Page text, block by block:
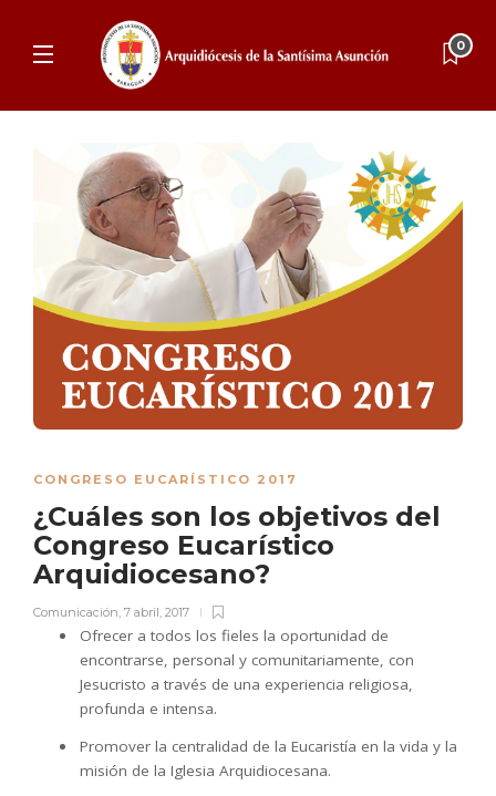
0
CONGRESO EUCARÍSTICO 2017
¿Cuáles son los objetivos del
Congreso Eucarístico
Arquidiocesano?
Comunicación 7 abril, 2017
Ofrecer a todos los fieles la oportunidad de
encontrarse, personal y comunitariamente, con
Jesucristo a través de una experiencia religiosa,
profunda e intensa.
Promover la centralidad de la Eucaristía en la vida y la
misión de la Iglesia Arquidiocesana.